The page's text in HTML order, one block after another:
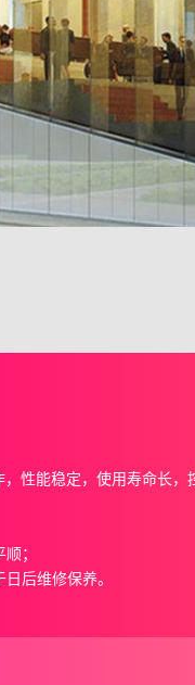
性能稳定，使用寿命长，
；
后维修保养。